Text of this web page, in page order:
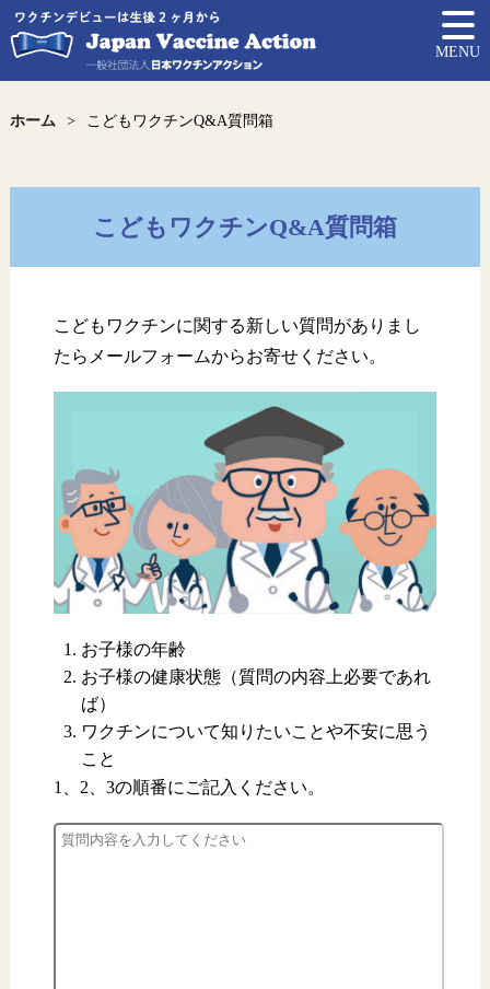
MENU
ホーム こどもワクチンQ&A質問箱
こどもワクチンQ&A質問箱
こどもワクチンに関する新しい質問がありまし
たらメールフォームからお寄せください。
お子様の年齢
お子様の健康状態（質問の内容上必要であれ
ば）
ワクチンについて知りたいことや不安に思う
こと
1、2、3の順番にご記入ください。